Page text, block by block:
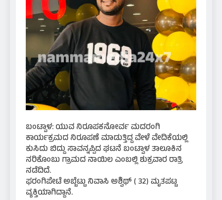
ಬಂಟ್ವಾಳ: ಯುವ ನಿರೂಪಕನೋರ್ವ ಮದರಂಗಿ‌
ಕಾರ್ಯಕ್ರಮದ ನಿರೂಪಣೆ ಮಾಡುತ್ತಿದ್ದ ವೇಳೆ ವೇದಿಕೆಯಲ್ಲಿ
ಕುಸಿದು ಬಿದ್ದು ಸಾವನ್ನಪ್ಪಿದ ಘಟನೆ ಬಂಟ್ವಾಳ ತಾಲೂಕಿನ
ನರಿಕೊಂಬು ಗ್ರಾಮದ ನಾಯಿಲ ಎಂಬಲ್ಲಿ ಶುಕ್ರವಾರ ರಾತ್ರಿ
ನಡೆದಿದೆ.
ಫರಂಗಿಪೇಟೆ ಅಬ್ಬೆಟ್ಟು ನಿವಾಸಿ ಅಶ್ವಿಥ್ ( 32) ಮೃತಪಟ್ಟ
ವ್ಯಕ್ತಿಯಾಗಿದ್ದಾನೆ.